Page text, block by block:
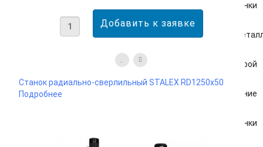
Сверлильные станки
Оборудование для работы с
Станки для работы с арматурой
Кузнечное оборудование
Фрезерные станки
Станок радиально-сверлильный STALEX RD1250x50
Подробнее